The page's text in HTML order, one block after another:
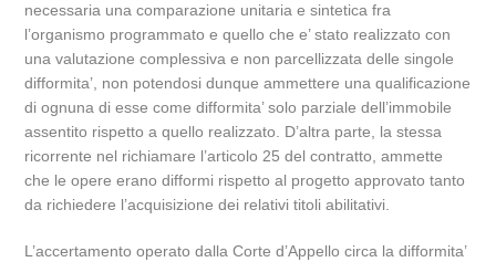
necessaria una comparazione unitaria e sintetica fra
l’organismo programmato e quello che e’ stato realizzato con
una valutazione complessiva e non parcellizzata delle singole
difformita’, non potendosi dunque ammettere una qualificazione
di ognuna di esse come difformita’ solo parziale dell’immobile
assentito rispetto a quello realizzato. D’altra parte, la stessa
ricorrente nel richiamare l’articolo 25 del contratto, ammette
che le opere erano difformi rispetto al progetto approvato tanto
da richiedere l’acquisizione dei relativi titoli abilitativi.
L’accertamento operato dalla Corte d’Appello circa la difformita’